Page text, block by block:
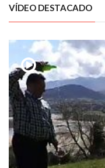
VÍDEO DESTACADO